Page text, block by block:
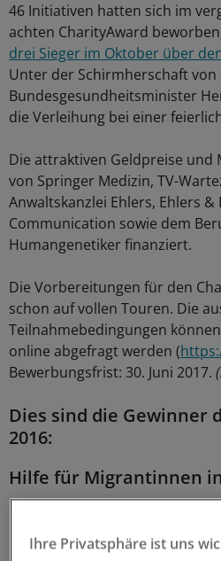
46 Initiativen hatten sich im
achten CharityAward
drei Sieger im Oktober über
Unter der Schirmherschaft von
Bundesgesundheitsminister
die Verleihung bei einer
Die attraktiven Geldpreise und
von Springer Medizin, TV-
Anwaltskanzlei Ehlers, Ehlers &
Communication sowie dem
Humangenetiker finanziert.
Die Vorbereitungen für den
schon auf vollen Touren. Die
Teilnahmebedingungen
online abgefragt werden (
Bewerbungsfrist: 30. Juni 2017.
Dies sind die Gewinner
2016:
Hilfe für Migrantinnen
Ihre Privatsphäre ist uns